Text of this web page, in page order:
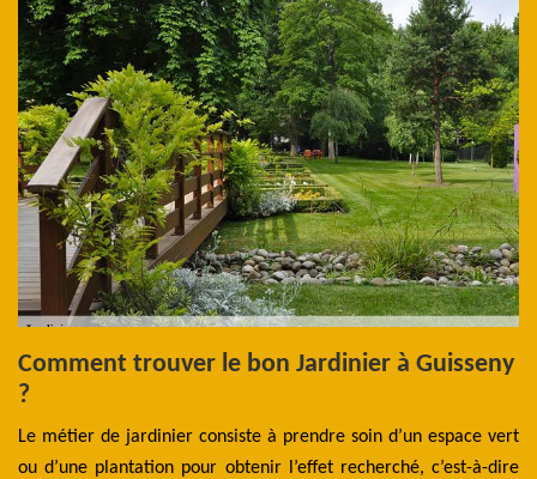
Comment trouver le bon Jardinier à Guisseny
?
Le métier de jardinier consiste à prendre soin d’un espace vert
ou d’une plantation pour obtenir l’effet recherché, c’est-à-dire